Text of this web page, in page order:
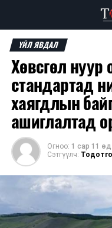
ҮЙЛ ЯВДАЛ
Хөвсгөл
стандартад
хаягдлын
ашиглалтад
Огноо: 1 сар 11
Сэтгүүлч: